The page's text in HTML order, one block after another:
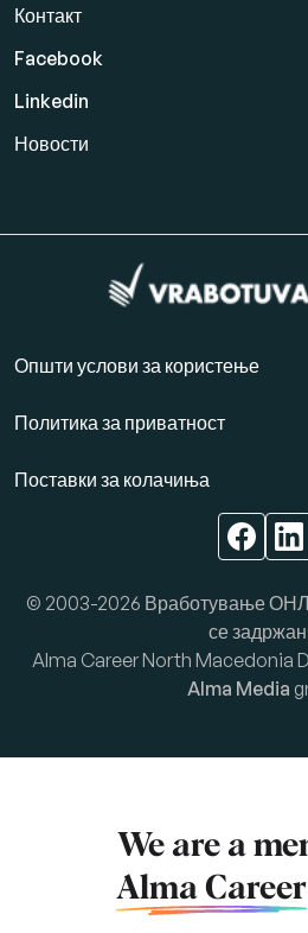
Контакт
Facebook
Linkedin
Новости
Општи услови за користење
Политика за приватност
Поставки за колачиња
© 2003-2026 Вработување
се
Alma Career North Macedonia
Alma Media
We are a
Alma Career